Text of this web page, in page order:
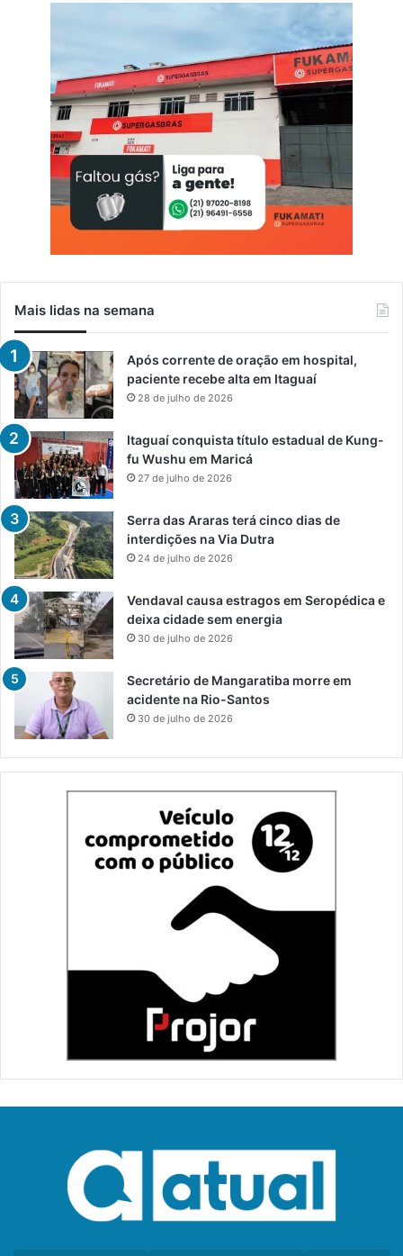
Mais lidas na semana
Após corrente de oração em hospital,
paciente recebe alta em Itaguaí
28 de julho de 2026
Itaguaí conquista título estadual de Kung-
fu Wushu em Maricá
27 de julho de 2026
Serra das Araras terá cinco dias de
interdições na Via Dutra
24 de julho de 2026
Vendaval causa estragos em Seropédica e
deixa cidade sem energia
30 de julho de 2026
Secretário de Mangaratiba morre em
acidente na Rio-Santos
30 de julho de 2026